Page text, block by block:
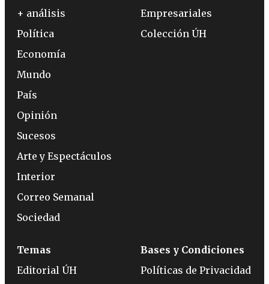
+ análisis
Política
Economía
Mundo
País
Opinión
Sucesos
Arte y Espectáculos
Interior
Correo Semanal
Sociedad
Empresariales
Colección ÚH
Temas
Editorial ÚH
Bases y Condiciones
Políticas de Privacidad